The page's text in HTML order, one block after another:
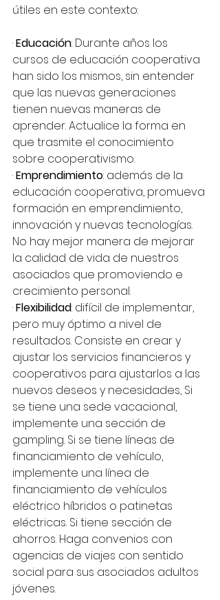
útiles en este contexto:
· Educación: Durante años los
cursos de educación cooperativa
han sido los mismos, sin entender
que las nuevas generaciones
tienen nuevas maneras de
aprender. Actualice la forma en
que trasmite el conocimiento
sobre cooperativismo.
· Emprendimiento: además de la
educación cooperativa, promueva
formación en emprendimiento,
innovación y nuevas tecnologías.
No hay mejor manera de mejorar
la calidad de vida de nuestros
asociados que promoviendo e
crecimiento personal.
· Flexibilidad: difícil de implementar,
pero muy óptimo a nivel de
resultados. Consiste en crear y
ajustar los servicios financieros y
cooperativos para ajustarlos a las
nuevos deseos y necesidades, Si
se tiene una sede vacacional,
implemente una sección de
gampling. Si se tiene líneas de
financiamiento de vehículo,
implemente una línea de
financiamiento de vehículos
eléctrico híbridos o patinetas
eléctricas. Si tiene sección de
ahorros. Haga convenios con
agencias de viajes con sentido
social para sus asociados adultos
jóvenes.